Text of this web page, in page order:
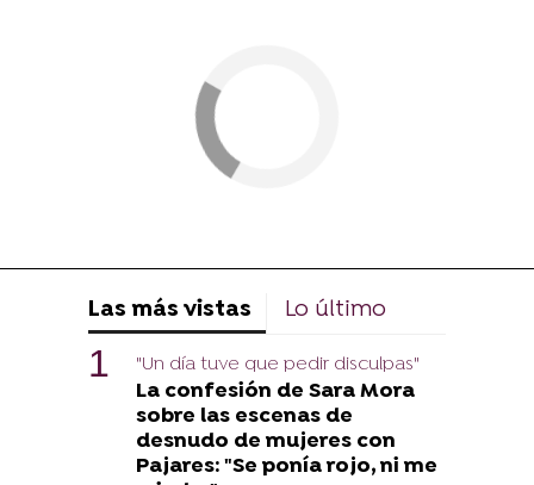
Las más vistas Lo último
"Un día tuve que pedir disculpas"
La confesión de Sara Mora
sobre las escenas de
desnudo de mujeres con
Pajares: "Se ponía rojo, ni me